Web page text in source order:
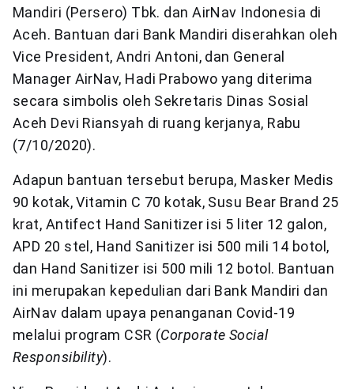
Mandiri (Persero) Tbk. dan AirNav Indonesia di
Aceh. Bantuan dari Bank Mandiri diserahkan oleh
Vice President, Andri Antoni, dan General
Manager AirNav, Hadi Prabowo yang diterima
secara simbolis oleh Sekretaris Dinas Sosial
Aceh Devi Riansyah di ruang kerjanya, Rabu
(7/10/2020).
Adapun bantuan tersebut berupa, Masker Medis
90 kotak, Vitamin C 70 kotak, Susu Bear Brand 25
krat, Antifect Hand Sanitizer isi 5 liter 12 galon,
APD 20 stel, Hand Sanitizer isi 500 mili 14 botol,
dan Hand Sanitizer isi 500 mili 12 botol. Bantuan
ini merupakan kepedulian dari Bank Mandiri dan
AirNav dalam upaya penanganan Covid-19
melalui program CSR (Corporate Social
Responsibility).